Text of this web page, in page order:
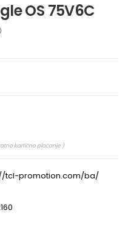
OS 75V6C
kartično plaćanje )
tcl-promotion.com/ba/